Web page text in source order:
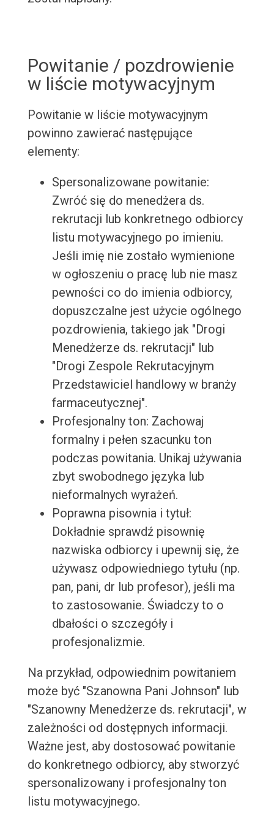
Powitanie / pozdrowienie
w liście motywacyjnym
Powitanie w liście motywacyjnym
powinno zawierać następujące
elementy:
Spersonalizowane powitanie:
Zwróć się do menedżera ds.
rekrutacji lub konkretnego odbiorcy
listu motywacyjnego po imieniu.
Jeśli imię nie zostało wymienione
w ogłoszeniu o pracę lub nie masz
pewności co do imienia odbiorcy,
dopuszczalne jest użycie ogólnego
pozdrowienia, takiego jak "Drogi
Menedżerze ds. rekrutacji" lub
"Drogi Zespole Rekrutacyjnym
Przedstawiciel handlowy w branży
farmaceutycznej".
Profesjonalny ton: Zachowaj
formalny i pełen szacunku ton
podczas powitania. Unikaj używania
zbyt swobodnego języka lub
nieformalnych wyrażeń.
Poprawna pisownia i tytuł:
Dokładnie sprawdź pisownię
nazwiska odbiorcy i upewnij się, że
używasz odpowiedniego tytułu (np.
pan, pani, dr lub profesor), jeśli ma
to zastosowanie. Świadczy to o
dbałości o szczegóły i
profesjonalizmie.
Na przykład, odpowiednim powitaniem
może być "Szanowna Pani Johnson" lub
"Szanowny Menedżerze ds. rekrutacji", w
zależności od dostępnych informacji.
Ważne jest, aby dostosować powitanie
do konkretnego odbiorcy, aby stworzyć
spersonalizowany i profesjonalny ton
listu motywacyjnego.